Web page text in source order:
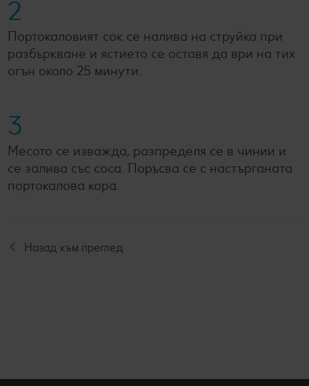
2
Портокаловият сок се налива на струйка при
разбъркване и ястието се оставя да ври на тих
огън около 25 минути.
3
Месото се изважда, разпределя се в чинии и
се залива със соса. Поръсва се с настърганата
портокалова кора.
Назад към преглед